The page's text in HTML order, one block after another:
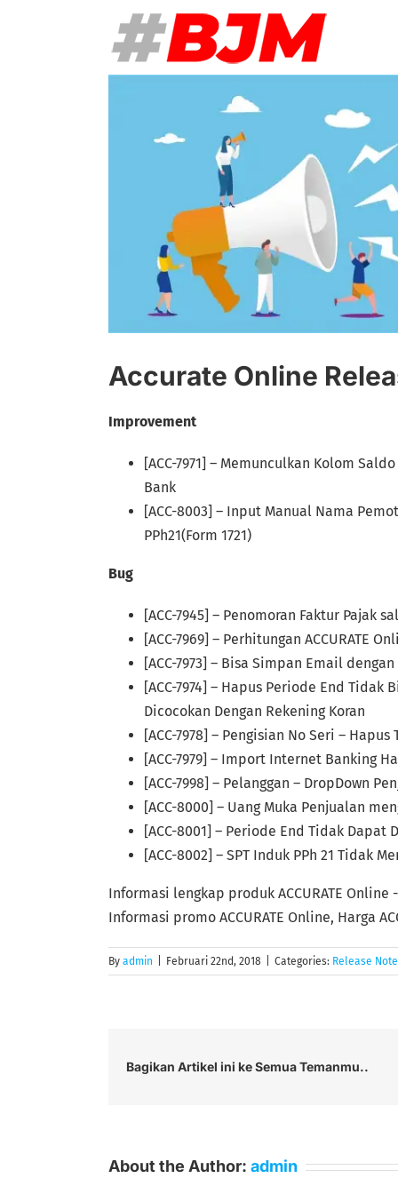
Accurate Online
Improvement
[ACC-7971] – Memunculkan Kolom
Bank
[ACC-8003] – Input Manual Nama
PPh21(Form 1721)
Bug
[ACC-7945] – Penomoran Faktur Pajak
[ACC-7969] – Perhitungan ACCURATE
[ACC-7973] – Bisa Simpan Email
[ACC-7974] – Hapus Periode End
Dicocokan Dengan Rekening Koran
[ACC-7978] – Pengisian No Seri –
[ACC-7979] – Import Internet Banking
[ACC-7998] – Pelanggan – DropDown
[ACC-8000] – Uang Muka Penjualan
[ACC-8001] – Periode End Tidak Dapat
[ACC-8002] – SPT Induk PPh 21 Tidak
Informasi lengkap produk ACCURATE Online
Informasi promo ACCURATE Online, Harga
By admin Februari 22nd, 2018 Categories: Release
Bagikan Artikel ini ke Semua Temanmu..
About the Author: admin